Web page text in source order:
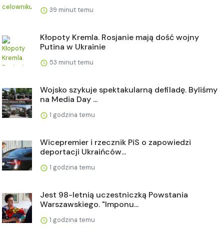
39 minut temu
Kłopoty Kremla. Rosjanie mają dość wojny
Putina w Ukrainie
53 minut temu
Wojsko szykuje spektakularną defiladę. Byliśmy
na Media Day ...
1 godzina temu
Wicepremier i rzecznik PiS o zapowiedzi
deportacji Ukraińców...
1 godzina temu
Jest 98-letnią uczestniczką Powstania
Warszawskiego. "Imponu...
1 godzina temu